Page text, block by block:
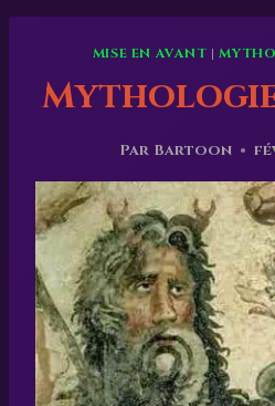
MISE EN AVANT |
Par Bartoon